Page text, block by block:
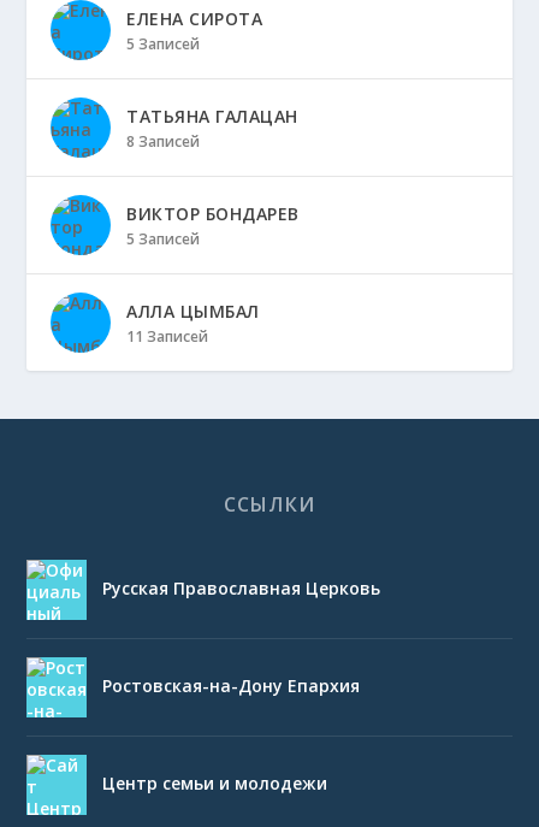
ЕЛЕНА СИРОТА
5 Записей
ТАТЬЯНА ГАЛАЦАН
8 Записей
ВИКТОР БОНДАРЕВ
5 Записей
АЛЛА ЦЫМБАЛ
11 Записей
ССЫЛКИ
Русская Православная Церковь
Ростовская-на-Дону Епархия
Центр семьи и молодежи